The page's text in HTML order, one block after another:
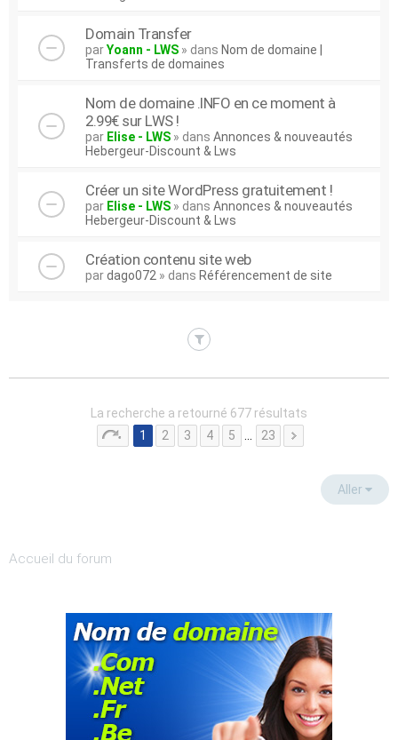
Domain Transfer
parYoann - LWS » dans Nom de domaine |
Transferts de domaines
Nom de domaine .INFO en ce moment à
2.99€ sur LWS !
par Elise - LWS » dans Annonces & nouveautés
Hebergeur-Discount & Lws
Créer un site WordPress gratuitement !
par Elise - LWS » dans Annonces & nouveautés
Hebergeur-Discount & Lws
Création contenu site web
pardago072 » dans Référencement de site
La recherche a retourné 677 résultats
1
2 3 4 5 23
Aller
Accueil du forum